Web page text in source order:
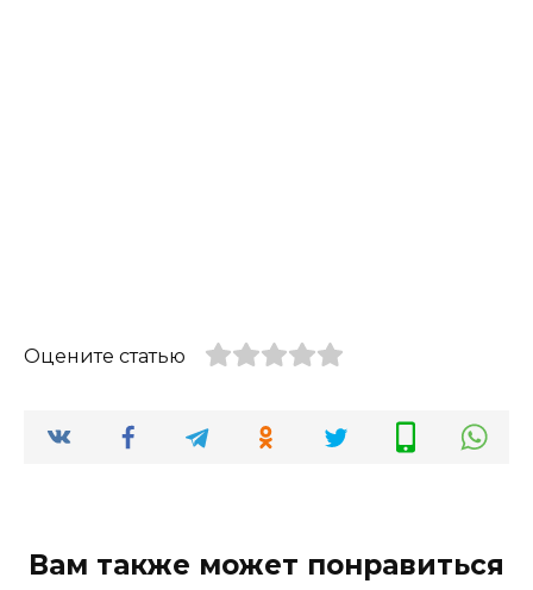
Оцените статью
Вам также может понравиться